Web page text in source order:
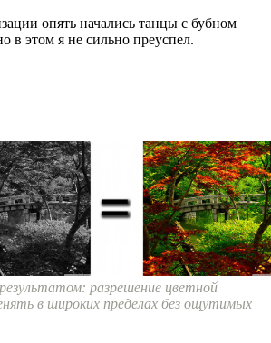
опять начались танцы с бубном
в этом я не сильно преуспел.
разрешение цветной
в широких пределах без ощутимых